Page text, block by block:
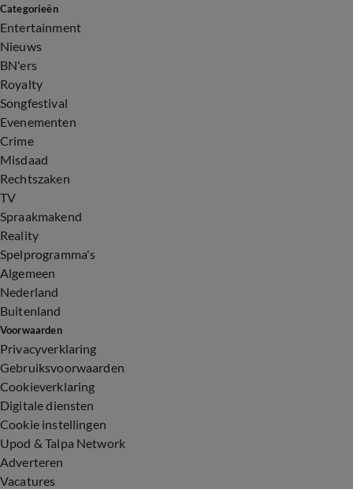
Categorieën
Entertainment
Nieuws
BN'ers
Royalty
Songfestival
Evenementen
Crime
Misdaad
Rechtszaken
TV
Spraakmakend
Reality
Spelprogramma's
Algemeen
Nederland
Buitenland
Voorwaarden
Privacyverklaring
Gebruiksvoorwaarden
Cookieverklaring
Digitale diensten
Cookie instellingen
Upod & Talpa Network
Adverteren
Vacatures